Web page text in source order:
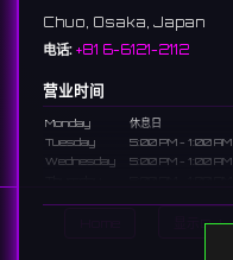
显示DJ
Chuo, Osaka, Japan
电话: +81 6-6121-2112
营业时间
Monday
休息日
Tuesday
5:00 PM - 1:00 AM
Wednesday
5:00 PM - 1:00 AM